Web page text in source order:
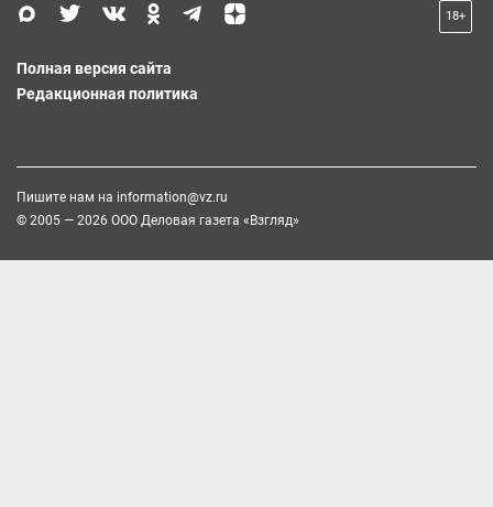
18+
Полная версия сайта
Редакционная политика
Пишите нам на information@vz.ru
© 2005 — 2026 ООО Деловая газета «Взгляд»